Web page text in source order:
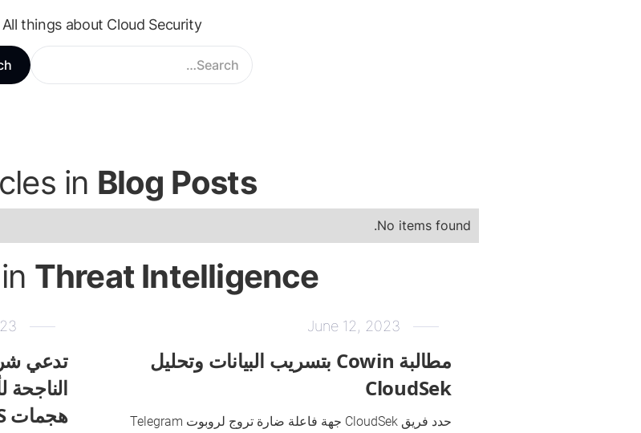
All things about Cloud Security
in Blog Posts
No items found.
Threat Intelligence
June 12, 2023
مطالبة Cowin بتسريب البيانات وتحليل
CloudSek
حدد فريق CloudSek جهة فاعلة ضارة تروج لروبوت Telegram
الناجحة
هجمات DDoS